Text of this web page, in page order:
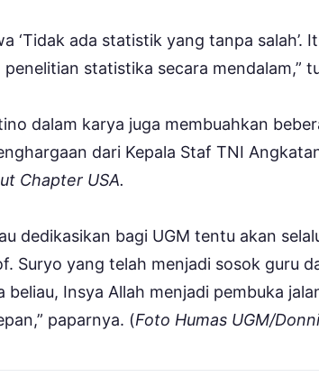
‘Tidak ada statistik yang tanpa
statistika secara mendalam,”
dalam karya juga membuahkan
dari Kepala Staf TNI
Chapter USA.
dedikasikan bagi UGM tentu akan
Suryo yang telah menjadi sosok guru
beliau, Insya Allah menjadi pembuka
paparnya. (Foto Humas UGM/